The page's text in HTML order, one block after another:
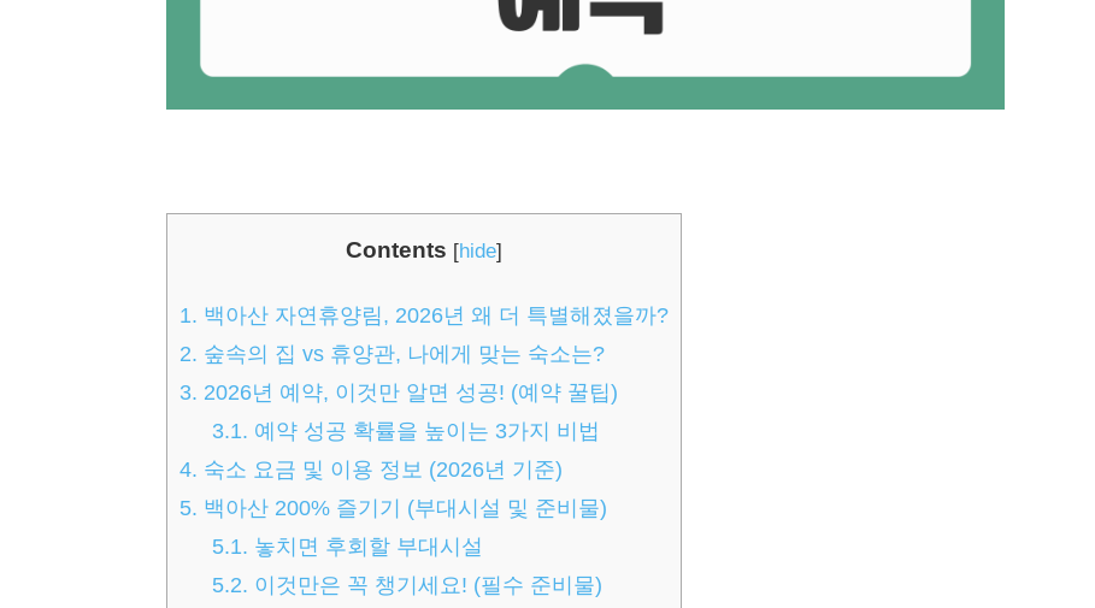
Contents [hide]
1. 백아산 자연휴양림, 2026년 왜 더 특별해졌을까?
2. 숲속의 집 vs 휴양관, 나에게 맞는 숙소는?
3. 2026년 예약, 이것만 알면 성공! (예약 꿀팁)
3.1. 예약 성공 확률을 높이는 3가지 비법
4. 숙소 요금 및 이용 정보 (2026년 기준)
5. 백아산 200% 즐기기 (부대시설 및 준비물)
5.1. 놓치면 후회할 부대시설
5.2. 이것만은 꼭 챙기세요! (필수 준비물)